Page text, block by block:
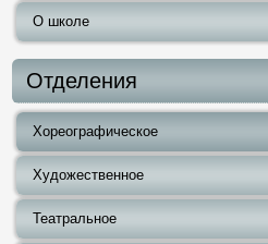
О школе
Отделения
Хореографическое
Художественное
Театральное